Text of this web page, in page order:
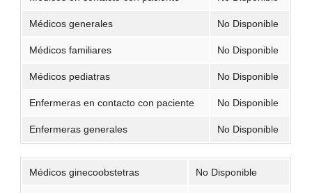
Médicos generales No Disponible
Médicos familiares No Disponible
Médicos pediatras No Disponible
Enfermeras en contacto con paciente No Disponible
Enfermeras generales No Disponible
Médicos ginecoobstetras No Disponible